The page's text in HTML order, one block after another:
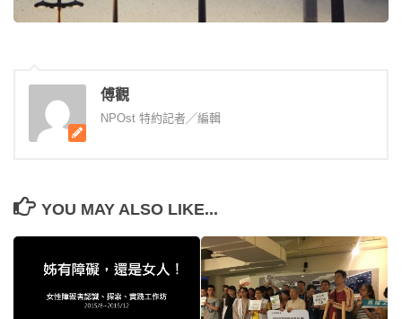
傅觀
NPOst 特約記者╱編輯
YOU MAY ALSO LIKE...